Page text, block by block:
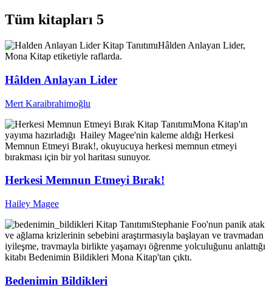
Tüm kitapları 5
Kitap TanıtımıHâlden Anlayan Lider,
Mona Kitap etiketiyle raflarda.
Hâlden Anlayan Lider
Mert Karaibrahimoğlu
Kitap TanıtımıMona Kitap'ın
yayıma hazırladığı Hailey Magee'nin kaleme aldığı Herkesi
Memnun Etmeyi Bırak!, okuyucuya herkesi memnun etmeyi
bırakması için bir yol haritası sunuyor.
Herkesi Memnun Etmeyi Bırak!
Hailey Magee
Kitap TanıtımıStephanie Foo'nun panik atak
ve ağlama krizlerinin sebebini araştırmasıyla başlayan ve travmadan
iyileşme, travmayla birlikte yaşamayı öğrenme yolculuğunu anlattığı
kitabı Bedenimin Bildikleri Mona Kitap'tan çıktı.
Bedenimin Bildikleri